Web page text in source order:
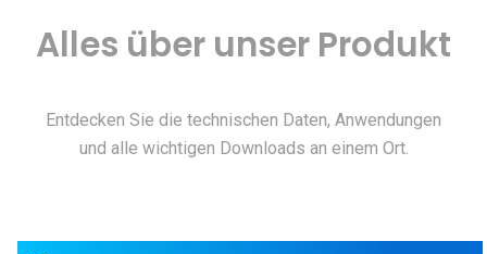
Alles über unser Produkt
Entdecken Sie die technischen Daten, Anwendungen
und alle wichtigen Downloads an einem Ort.